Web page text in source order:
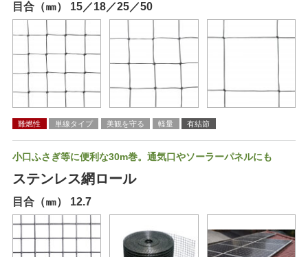
目合（㎜） 15／18／25／50
難燃性 単線タイプ 美観を守る 軽量 有結節
小口ふさぎ等に便利な30m巻。通気口やソーラーパネルにも
ステンレス網ロール
目合（㎜） 12.7